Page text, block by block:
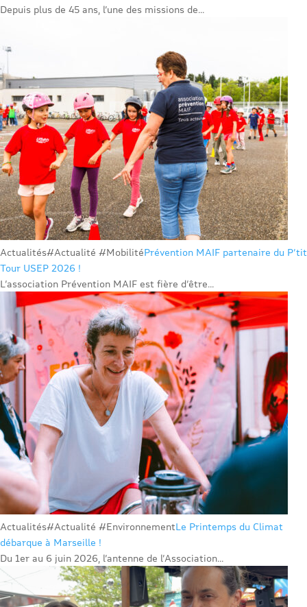
Depuis plus de 45 ans, l’une des missions de...
Actualités#Actualité #MobilitéPrévention MAIF partenaire du P’tit
Tour USEP 2026 !
L’association Prévention MAIF est fière d’être...
Actualités#Actualité #EnvironnementLe Printemps du Climat
débarque à Marseille !
Du 1er au 6 juin 2026, l’antenne de l’Association...